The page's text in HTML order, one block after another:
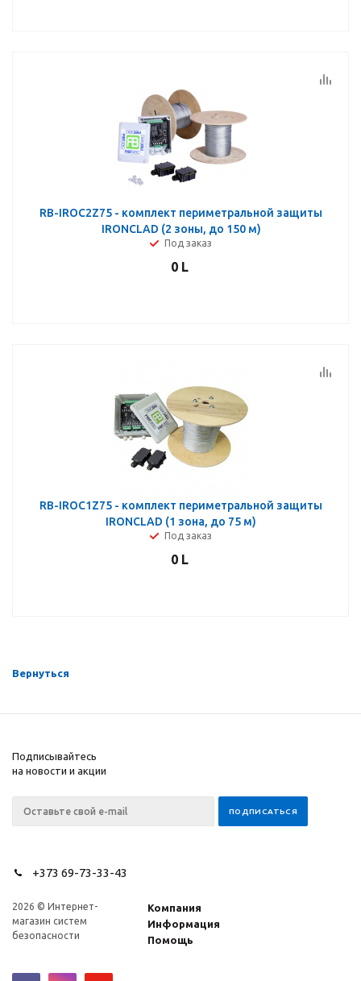
RB-IROC2Z75 - комплект периметральной защиты
IRONCLAD (2 зоны, до 150 м)
Под заказ
0L
RB-IROC1Z75 - комплект периметральной защиты
IRONCLAD (1 зона, до 75 м)
Под заказ
0L
Вернуться
Подписывайтесь
на новости и акции
+373 69-73-33-43
2026 © Интернет-
магазин систем
безопасности
Компания
Информация
Помощь